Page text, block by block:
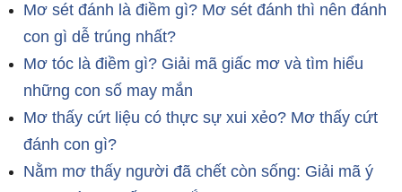
Mơ sét đánh là điềm gì? Mơ sét đánh thì nên đánh
con gì dễ trúng nhất?
Mơ tóc là điềm gì? Giải mã giấc mơ và tìm hiểu
những con số may mắn
Mơ thấy cứt liệu có thực sự xui xẻo? Mơ thấy cứt
đánh con gì?
Nằm mơ thấy người đã chết còn sống: Giải mã ý